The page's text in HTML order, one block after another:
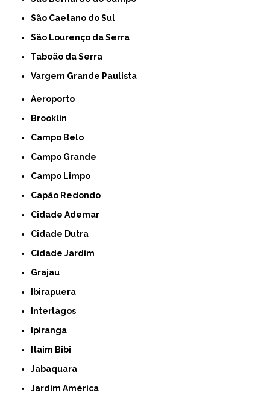
São Caetano do Sul
São Lourenço da Serra
Taboão da Serra
Vargem Grande Paulista
Aeroporto
Brooklin
Campo Belo
Campo Grande
Campo Limpo
Capão Redondo
Cidade Ademar
Cidade Dutra
Cidade Jardim
Grajau
Ibirapuera
Interlagos
Ipiranga
Itaim Bibi
Jabaquara
Jardim América